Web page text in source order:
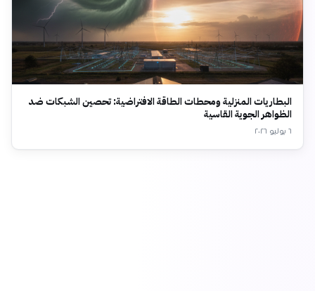
البطاريات المنزلية ومحطات الطاقة الافتراضية: تحصين الشبكات ضد
الظواهر الجوية القاسية
٦ يوليو ٢٠٢٦